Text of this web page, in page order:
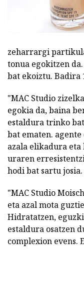
zeharrargi
tonua egokitzen
bat ekoiztu. Badira
"MAC Studio
egokia da, baina
estaldura trinko
bat ematen.
azala elikadura
uraren
hodi bat sartu josia.
"MAC Studio
eta azal mota
Hidratatzen,
estaldura osatzen
complexion evens.